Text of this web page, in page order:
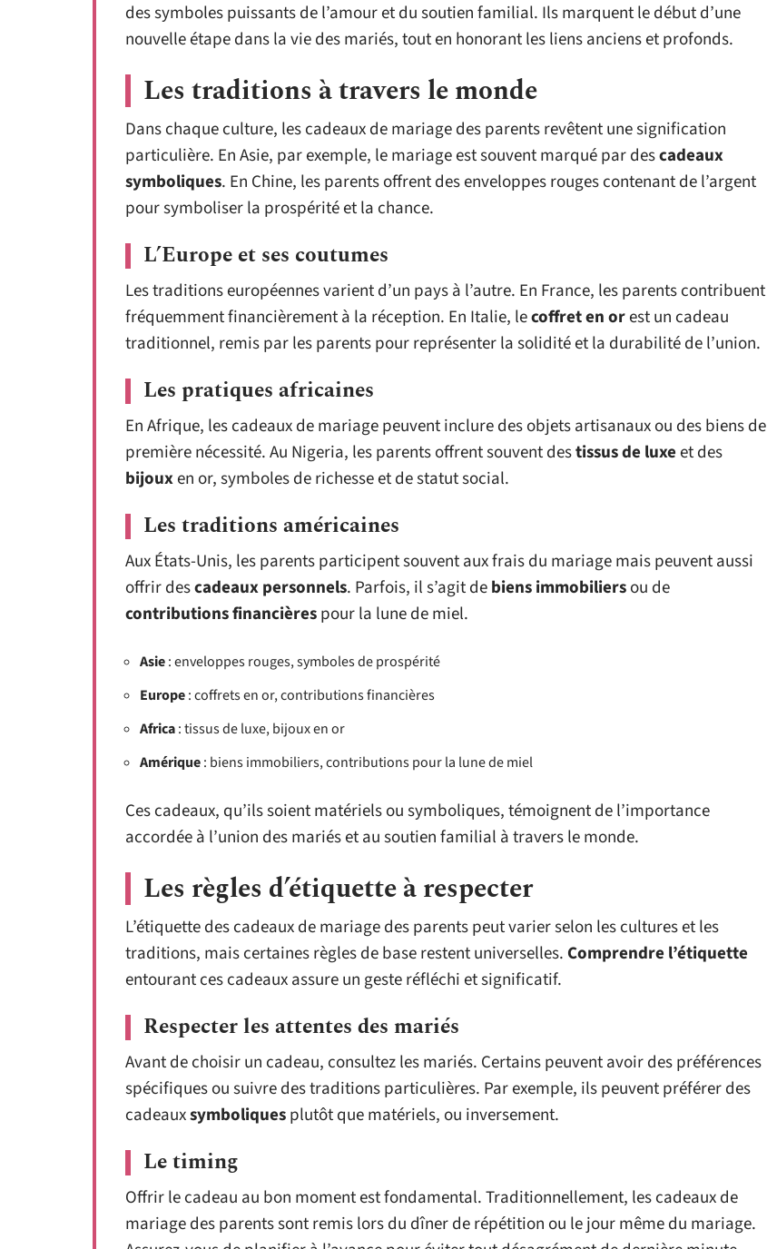
des symboles puissants de l’amour et du soutien familial. Ils marquent le début d’une
nouvelle étape dans la vie des mariés, tout en honorant les liens anciens et profonds.
Les traditions à travers le monde
Dans chaque culture, les cadeaux de mariage des parents revêtent une signification
particulière. En Asie, par exemple, le mariage est souvent marqué par descadeaux
symboliques. En Chine, les parents offrent des enveloppes rouges contenant de l’argent
pour symboliser la prospérité et la chance.
L’Europe et ses coutumes
Les traditions européennes varient d’un pays à l’autre. En France, les parents contribuent
fréquemment financièrement à la réception. En Italie, lecoffret en orest un cadeau
traditionnel, remis par les parents pour représenter la solidité et la durabilité de l’union.
Les pratiques africaines
En Afrique, les cadeaux de mariage peuvent inclure des objets artisanaux ou des biens de
première nécessité. Au Nigeria, les parents offrent souvent destissus de luxeet des
bijouxen or, symboles de richesse et de statut social.
Les traditions américaines
Aux États-Unis, les parents participent souvent aux frais du mariage mais peuvent aussi
offrir descadeaux personnels. Parfois, il s’agit debiens immobiliersou de
contributions financièrespour la lune de miel.
Asie: enveloppes rouges, symboles de prospérité
Europe: coffrets en or, contributions financières
Africa: tissus de luxe, bijoux en or
Amérique: biens immobiliers, contributions pour la lune de miel
Ces cadeaux, qu’ils soient matériels ou symboliques, témoignent de l’importance
accordée à l’union des mariés et au soutien familial à travers le monde.
Les règles d’étiquette à respecter
L’étiquette des cadeaux de mariage des parents peut varier selon les cultures et les
traditions, mais certaines règles de base restent universelles. Comprendre l’étiquette
entourant ces cadeaux assure un geste réfléchi et significatif.
Respecter les attentes des mariés
Avant de choisir un cadeau, consultez les mariés. Certains peuvent avoir des préférences
spécifiques ou suivre des traditions particulières. Par exemple, ils peuvent préférer des
cadeauxsymboliquesplutôt que matériels, ou inversement.
Le timing
Offrir le cadeau au bon moment est fondamental. Traditionnellement, les cadeaux de
mariage des parents sont remis lors du dîner de répétition ou le jour même du mariage.